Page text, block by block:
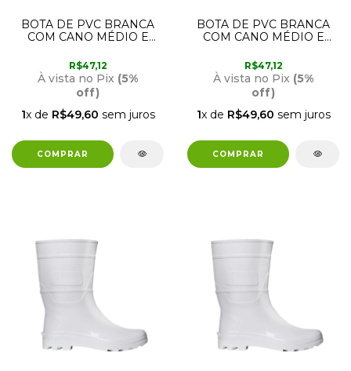
BOTA DE PVC BRANCA
COM CANO MÉDIO E
R$47,12
À vista no Pix (5%
off)
1x de R$49,60 sem juros
BOTA DE PVC BRANCA
COM CANO MÉDIO E
R$47,12
À vista no Pix (5%
off)
1x de R$49,60 sem juros